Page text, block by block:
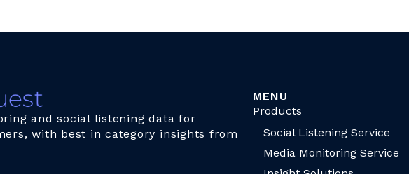
and social listening data for
with best in category insights from
MENU
Products
Social Listening Service
Media Monitoring Service